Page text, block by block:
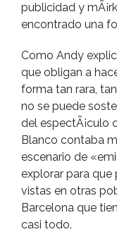
publicidad y
encontrado una
Como Andy
que obligan a
forma tan rara,
no se puede
del espectÃ¡culo
Blanco contaba
escenario de
explorar para que
vistas en otras
Barcelona que
casi todo.